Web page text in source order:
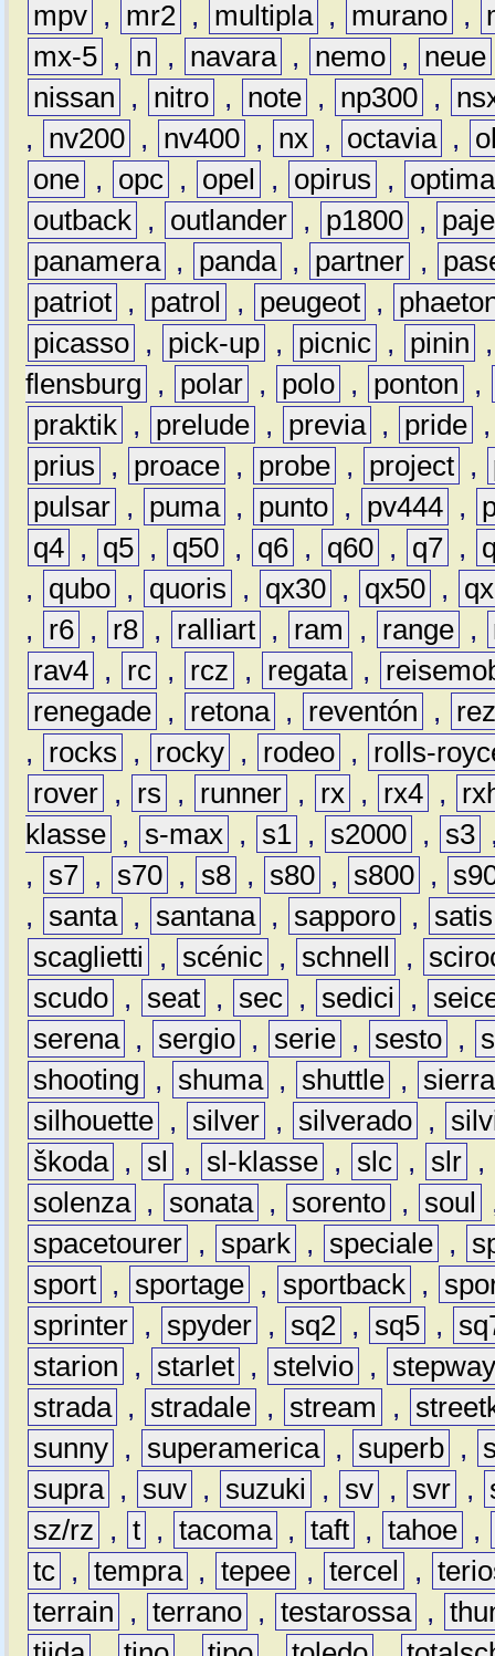
mpv , mr2 , multipla , murano ,
mx-5 , n , navara , nemo , neue
nissan
, nitro , note , np300 ,
,
nv200 , nv400 , nx , octavia ,
one , opc , opel , opirus ,
optima
outback , outlander , p1800 ,
panamera , panda , partner ,
patriot , patrol , peugeot ,
picasso , pick-up , picnic , pinin
flensburg
, polar , polo , ponton
,
praktik , prelude , previa , pride
prius
, proace , probe , project ,
pulsar , puma , punto , pv444 ,
q4 , q5 , q50 , q6 , q60 , q7 ,
,
qubo , quoris , qx30 , qx50 ,
,
r6 , r8 , ralliart , ram , range ,
rav4 , rc , rcz , regata ,
renegade , retona , reventón ,
,
rocks , rocky , rodeo ,
rolls-
rover , rs , runner , rx , rx4 ,
klasse , s-max , s1 , s2000 , s3
,
s7 , s70 , s8 , s80 , s800 ,
,
santa , santana , sapporo ,
satis
scaglietti
, scénic , schnell ,
scudo , seat , sec , sedici ,
serena , sergio , serie , sesto ,
shooting
, shuma , shuttle ,
sierra
silhouette , silver , silverado ,
škoda , sl , sl-klasse , slc , slr ,
solenza , sonata , sorento , soul
spacetourer , spark , speciale ,
sport , sportage , sportback ,
sprinter , spyder , sq2 , sq5 ,
starion
, starlet , stelvio ,
strada , stradale , stream ,
sunny , superamerica , superb ,
supra , suv , suzuki , sv , svr ,
sz/rz
, t , tacoma , taft , tahoe ,
tc , tempra , tepee , tercel ,
terrain
, terrano , testarossa ,